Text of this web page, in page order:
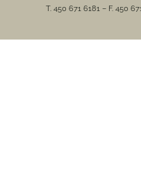
T. 450 671 6181 – F. 450